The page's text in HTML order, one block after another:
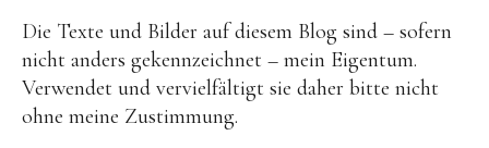
Die Texte und Bilder auf diesem Blog sind – sofern
nicht anders gekennzeichnet – mein Eigentum.
Verwendet und vervielfältigt sie daher bitte nicht
ohne meine Zustimmung.